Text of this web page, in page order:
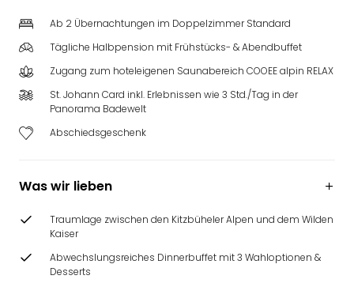
Ab 2 Übernachtungen im Doppelzimmer Standard
Tägliche Halbpension mit Frühstücks- & Abendbuffet
Zugang zum hoteleigenen Saunabereich COOEE alpin RELAX
St. Johann Card inkl. Erlebnissen wie 3 Std./Tag in der
Panorama Badewelt
Abschiedsgeschenk
Was wir lieben
Traumlage zwischen den Kitzbüheler Alpen und dem Wilden
Kaiser
Abwechslungsreiches Dinnerbuffet mit 3 Wahloptionen &
Desserts